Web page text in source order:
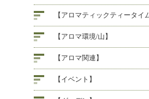
【アロマティックティータイ
【アロマ環境/山】
【アロマ関連】
【イベント】